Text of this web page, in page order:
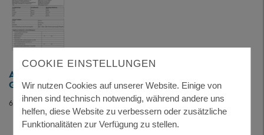
ANZEIGE UND ANTRAG ERDAUFSCHLUSS
GEOTHERMIE BAUGRUNDERKUNDUNG
659 KB
COOKIE EINSTELLUNGEN
Wir nutzen Cookies auf unserer Website. Einige von
ihnen sind technisch notwendig, während andere uns
helfen, diese Website zu verbessern oder zusätzliche
Funktionalitäten zur Verfügung zu stellen.